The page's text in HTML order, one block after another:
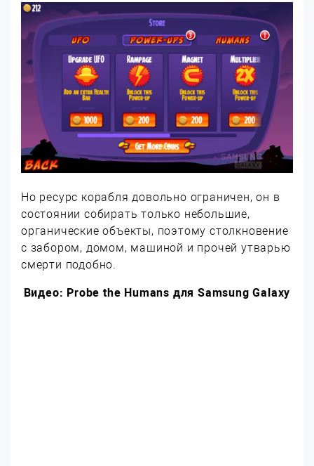
Но ресурс корабля довольно ограничен, он в
состоянии собирать только небольшие,
органические объекты, поэтому столкновение
с забором, домом, машиной и прочей утварью
смерти подобно.
Видео: Probe the Humans для Samsung Galaxy